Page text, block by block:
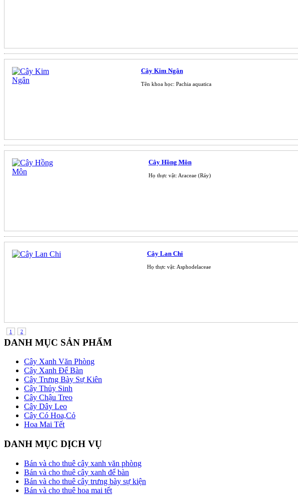
Cây Kim Ngân
Tên khoa học: Pachia aquatica
Cây Hồng Môn
Họ thực vật: Araceae (Ráy)
Cây Lan Chi
Họ thực vật: Asphodelaceae
1 2
DANH MỤC SẢN PHẨM
Cây Xanh Văn Phòng
Cây Xanh Để Bàn
Cây Trưng Bày Sự Kiên
Cây Thủy Sinh
Cây Chậu Treo
Cây Dây Leo
Cây Có Hoa,Cỏ
Hoa Mai Tết
DANH MỤC DỊCH VỤ
Bán và cho thuê cây xanh văn phòng
Bán và cho thuê cây xanh để bàn
Bán và cho thuê cây trưng bày sự kiện
Bán và cho thuê hoa mai tết